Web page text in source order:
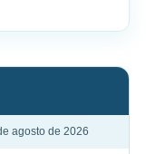
agosto de 2026